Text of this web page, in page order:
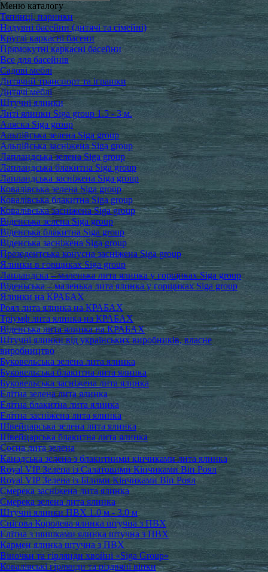
Меню каталогу
Теплиці, парники
Надувні басейни (дитячі та сімейні)
Круглі каркасні басени
Прямокутні каркасні басейни
Все для басейнів
Садові меблі
Дитячий транспорт та іграшки
Дитячі меблі
Штучні ялинки
Литі ялинки Siga group 1.5 - 3 м.
Аляска Siga group
Альпійська зелена Siga group
Альпійська засніжена Siga group
Лапландська зелена Siga group
Лапландська блакитна Siga group
Лапландська засніжена Siga group
Ковалівська зелена Siga group
Ковалівська блакитна Siga group
Ковалівська засніжена Siga group
Віденська зелена Siga group
Віденська блакитна Siga group
Віденська засніжена Siga group
Презедентська конусна засніжена Siga group
Ялинки в горщиках Siga group
Лапландска – маленька лита ялинка у горщиках Siga group
Віденьська – маленька лита ялинка у горщиках Siga group
Ялинки на КРАБАХ
Роял лита ялинка на КРАБАХ
Тріумф лита ялинка на КРАБАХ
Віденська лита ялинка на КРАБАХ
Штучні ялинки від українських виробників, власне
виробництво
Буковельська зелена лита ялинка
Буковельська блакитна лита ялинка
Буковельська засніжена лита ялинка
Елітна зелена лита ялинка
Елітна блакитна лита ялинка
Елітна засніжена лита ялинка
Швейцарська зелена лита ялинка
Швейцарська блакитна лита ялинка
Сосна лита зелена
Канадська зелена з блакитними кінчиками лита ялинка
Royal VIP Зелена із Салатовими Кінчиками Віп Роял
Royal VIP Зелена із Білими Кінчиками Віп Роял
Смерека засніжена лита ялинка
Смерека зелена лита ялинка
Штучні ялинки ПВХ 1.0 м - 3.0 м
Снігова Королева ялинка штучна з ПВХ
Елітна з шишками ялинка штучна з ПВХ
Кармен ялинка штучна з ПВХ
Віночки та гірлянди хвойні «Siga Group»
Ковалівські гірлянди та різдвяні вінки